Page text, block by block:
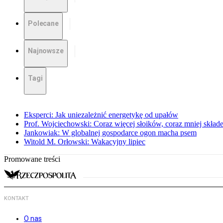
Polecane
Najnowsze
Tagi
Eksperci: Jak uniezależnić energetykę od upałów
Prof. Wojciechowski: Coraz więcej słoików, coraz mniej
Jankowiak: W globalnej gospodarce ogon macha psem
Witold M. Orłowski: Wakacyjny lipiec
Promowane treści
KONTAKT
O nas